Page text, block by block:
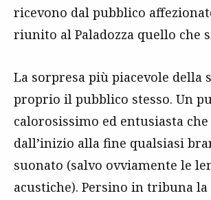
ricevono dal pubblico
riunito al Paladozza quello che
La sorpresa più piacevole della
proprio il pubblico stesso. Un
calorosissimo ed entusiasta
dall’inizio alla fine qualsiasi
suonato (salvo ovviamente le
acustiche). Persino in tribuna